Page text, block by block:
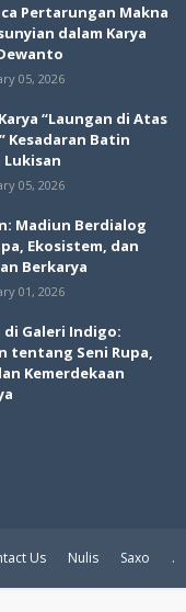
Pertarungan Makna
dalam Karya
05, 2026
“Laungan di Atas
Kesadaran Batin
Lukisan
05, 2026
Madiun Berdialog
Ekosistem, dan
Berkarya
01, 2026
Galeri Indigo:
tentang Seni Rupa,
Kemerdekaan
Us Nulis Saxo .